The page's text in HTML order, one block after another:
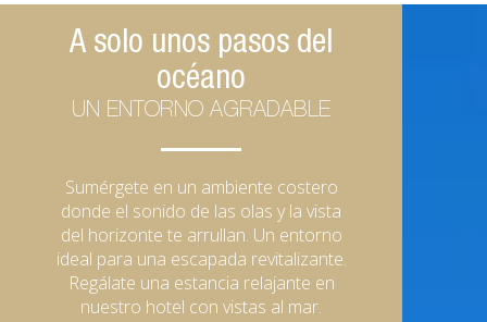
A solo unos pasos del
océano
UN ENTORNO AGRADABLE
Sumérgete en un ambiente costero
donde el sonido de las olas y la vista
del horizonte te arrullan. Un entorno
ideal para una escapada revitalizante.
Regálate una estancia relajante en
nuestro hotel con vistas al mar.